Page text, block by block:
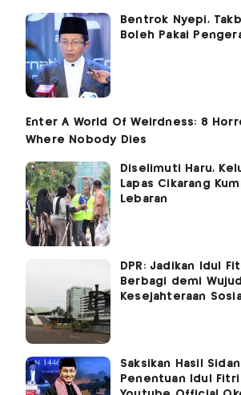
Bentrok Nyepi,
Boleh Pakai
Diselimuti Haru,
Lapas Cikarang
Lebaran
DPR: Jadikan Idul
Berbagi demi
Kesejahteraan
Saksikan Hasil
Penentuan Idul